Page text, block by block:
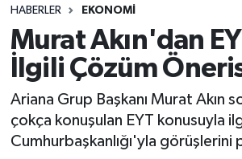
HABERLER EKONOMI
Murat Akın'dan
İlgili Çözüm
Ariana Grup Başkanı Murat Akın
çokça konuşulan EYT konusuyla
Cumhurbaşkanlığı'yla görüşlerini
Süper Lig Puan Durumu ve
Tüm Manşetler
Son Dakika Haberleri
Haber Arşivi